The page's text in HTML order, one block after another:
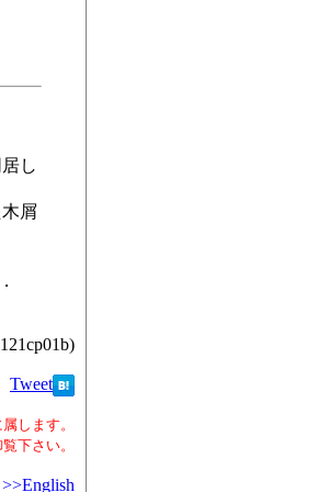
し
屑
Tweet
します。
下さい。
>>English